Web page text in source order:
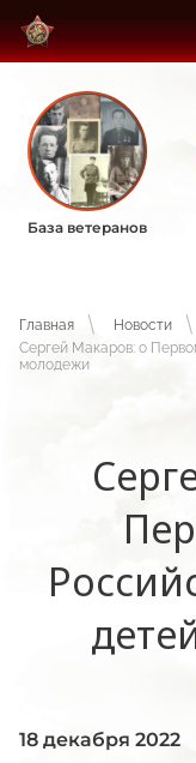
База ветеранов
Главная Новости
Сергей Макаров: о
молодежи
18 декабря 2022